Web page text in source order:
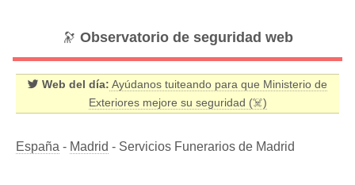
🔭 Observatorio de seguridad web
Web del día: Ayúdanos tuiteando para que Ministerio de
Exteriores mejore su seguridad (☠️)
España - Madrid - Servicios Funerarios de Madrid